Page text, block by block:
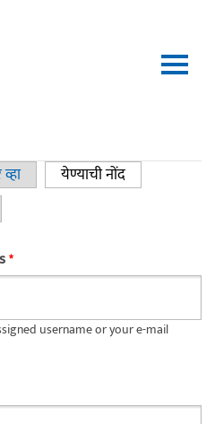
येण्याची नोंद(active tab)
*
username or your e-mail